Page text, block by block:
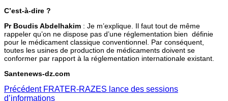
C’est-à-dire ?
Pr Boudis Abdelhakim : Je m’explique. Il faut tout de même
rappeler qu’on ne dispose pas d’une réglementation bien définie
pour le médicament classique conventionnel. Par conséquent,
toutes les usines de production de médicaments doivent se
conformer par rapport à la réglementation internationale existant.
Santenews-dz.com
PrécédentFRATER-RAZES lance des sessions
d’informations